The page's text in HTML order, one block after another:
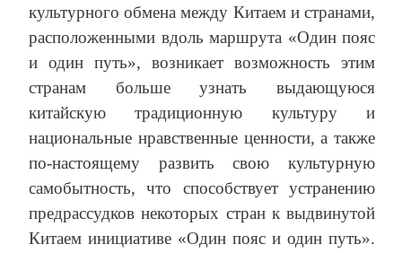
культурного обмена между Китаем и странами,
расположенными вдоль маршрута «Один пояс
и один путь», возникает возможность этим
странам больше узнать выдающуюся
китайскую традиционную культуру и
национальные нравственные ценности, а также
по-настоящему развить свою культурную
самобытность, что способствует устранению
предрассудков некоторых стран к выдвинутой
Китаем инициативе «Один пояс и один путь».